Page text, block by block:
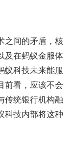
之间的矛盾，核
及在蚂蚁金服体
蚁科技未来能服
前看，应该不会
传统银行机构融
科技内部将这种